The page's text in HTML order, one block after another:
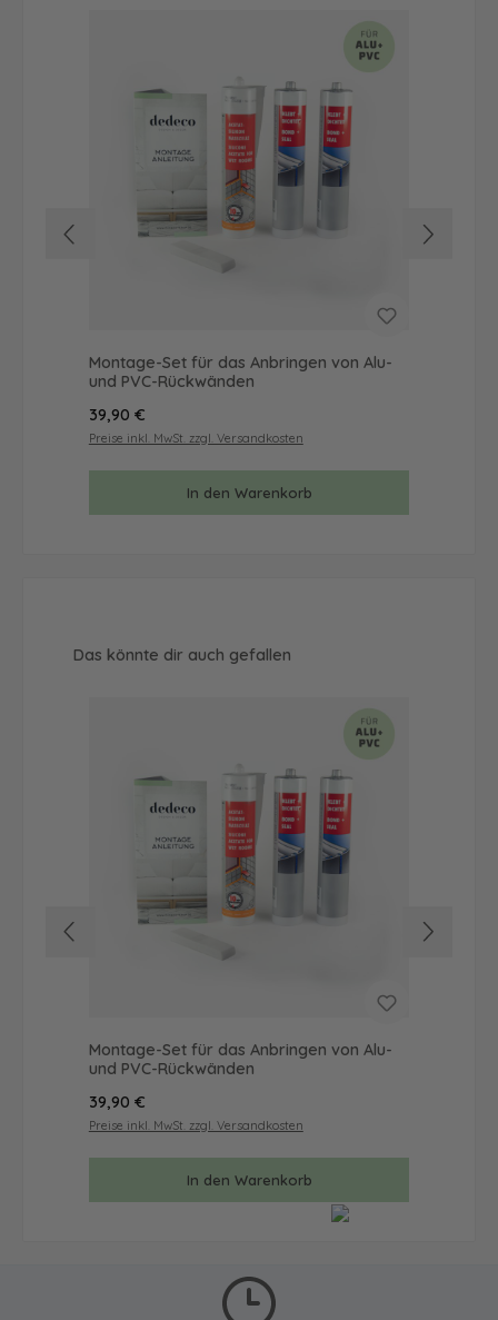
Montage-Set für das Anbringen von Alu-
und PVC-Rückwänden
Regulärer Preis:
39,90 €
Preise inkl. MwSt. zzgl. Versandkosten
In den Warenkorb
Produktgalerie überspringen
Das könnte dir auch gefallen
Montage-Set für das Anbringen von Alu-
und PVC-Rückwänden
Regulärer Preis:
39,90 €
Preise inkl. MwSt. zzgl. Versandkosten
In den Warenkorb